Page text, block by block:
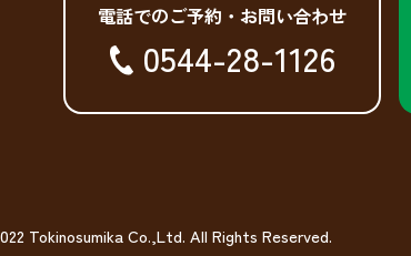
電話でのご予約・お問い合わせ
0544-28-1126
Tokinosumika Co.,Ltd. All Rights Reserved.